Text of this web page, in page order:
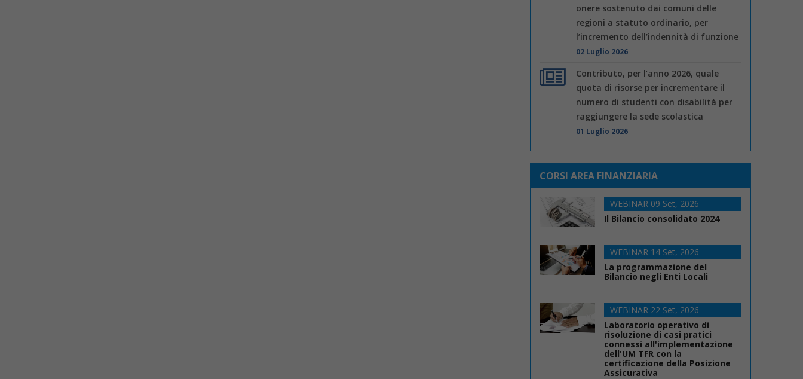
onere sostenuto dai comuni delle
regioni a statuto ordinario, per
l’incremento dell’indennità di funzione
02 Luglio 2026
Contributo, per l’anno 2026, quale
quota di risorse per incrementare il
numero di studenti con disabilità per
raggiungere la sede scolastica
01 Luglio 2026
CORSI AREA FINANZIARIA
WEBINAR 09 Set, 2026
Il Bilancio consolidato 2024
WEBINAR 14 Set, 2026
La programmazione del
Bilancio negli Enti Locali
WEBINAR 22 Set, 2026
Laboratorio operativo di
risoluzione di casi pratici
connessi all'implementazione
dell'UM TFR con la
certificazione della Posizione
Assicurativa